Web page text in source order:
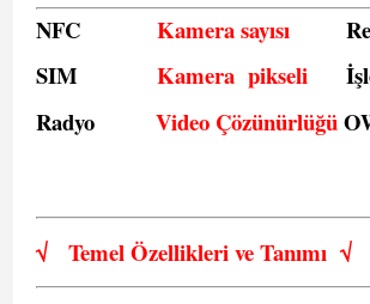
NFC Kamera sayısı
SIM
Kamera pikseli
Radyo
Video Çözünürlüğü
√ Temel Özellikleri veTanımı √